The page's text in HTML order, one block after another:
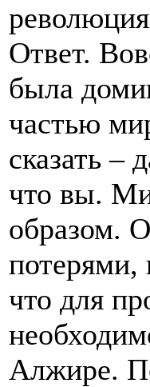
Ответ.
была
частью
сказать –
что вы.
образом.
потерями,
что для
Алжире.